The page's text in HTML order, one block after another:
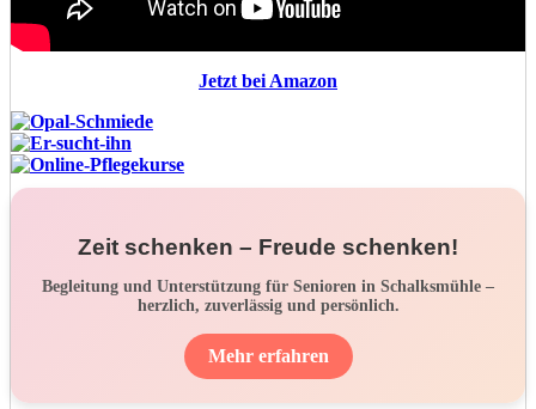
Jetzt bei Amazon
Zeit schenken – Freude schenken!
Begleitung und Unterstützung für Senioren in Schalksmühle –
herzlich, zuverlässig und persönlich.
Mehr erfahren